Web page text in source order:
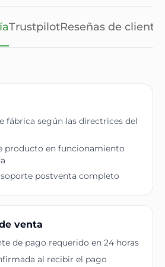
TrustpilotReseñas de
fábrica según las directrices del
producto en funcionamiento
postventa completo
venta
de pago requerido en 24 horas
al recibir el pago